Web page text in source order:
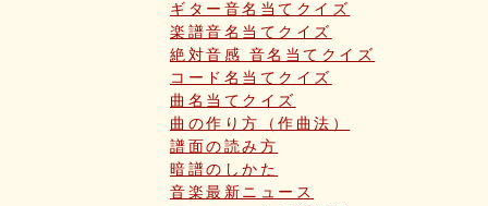
ギター音名当てクイズ
楽譜音名当てクイズ
絶対音感 音名当てクイズ
コード名当てクイズ
曲名当てクイズ
曲の作り方（作曲法）
譜面の読み方
暗譜のしかた
音楽最新ニュース